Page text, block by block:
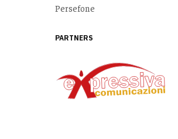
Persefone
PARTNERS